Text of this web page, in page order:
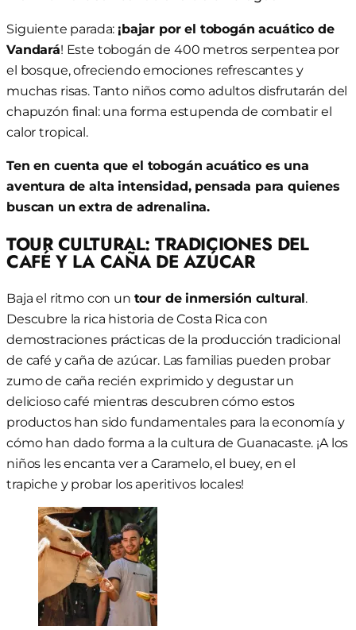
Siguiente parada:¡bajar por el tobogán acuático de
Vandará! Este tobogán de 400 metros serpentea por
el bosque, ofreciendo emociones refrescantes y
muchas risas. Tanto niños como adultos disfrutarán del
chapuzón final: una forma estupenda de combatir el
calor tropical.
Ten en cuenta que el tobogán acuático es una
aventura de alta intensidad, pensada para quienes
buscan un extra de adrenalina.
TOUR CULTURAL: TRADICIONES DEL
CAFÉ Y LA CAÑA DE AZÚCAR
Baja el ritmo con un tour de inmersión cultural.
Descubre la rica historia de Costa Rica con
demostraciones prácticas de la producción tradicional
de café y caña de azúcar. Las familias pueden probar
zumo de caña recién exprimido y degustar un
delicioso café mientras descubren cómo estos
productos han sido fundamentales para la economía y
cómo han dado forma a la cultura de Guanacaste. ¡A los
niños les encanta ver a Caramelo, el buey, en el
trapiche y probar los aperitivos locales!